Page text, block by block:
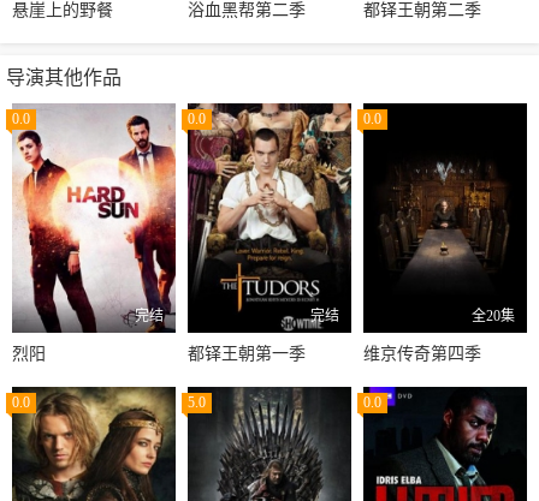
悬崖上的野餐 浴血黑帮第二季 都铎王朝第二季
导演其他作品
0.0
完结
烈阳
0.0
完结
都铎王朝第一季
0.0
全20集
维京传奇第四季
0.0 5.0 0.0